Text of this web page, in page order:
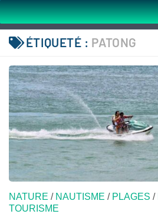
ÉTIQUETÉ : PATONG
NATURE / NAUTISME / PLAGES /
TOURISME